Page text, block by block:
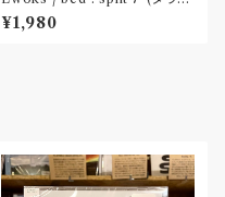
ロードコード付属)
¥1,980